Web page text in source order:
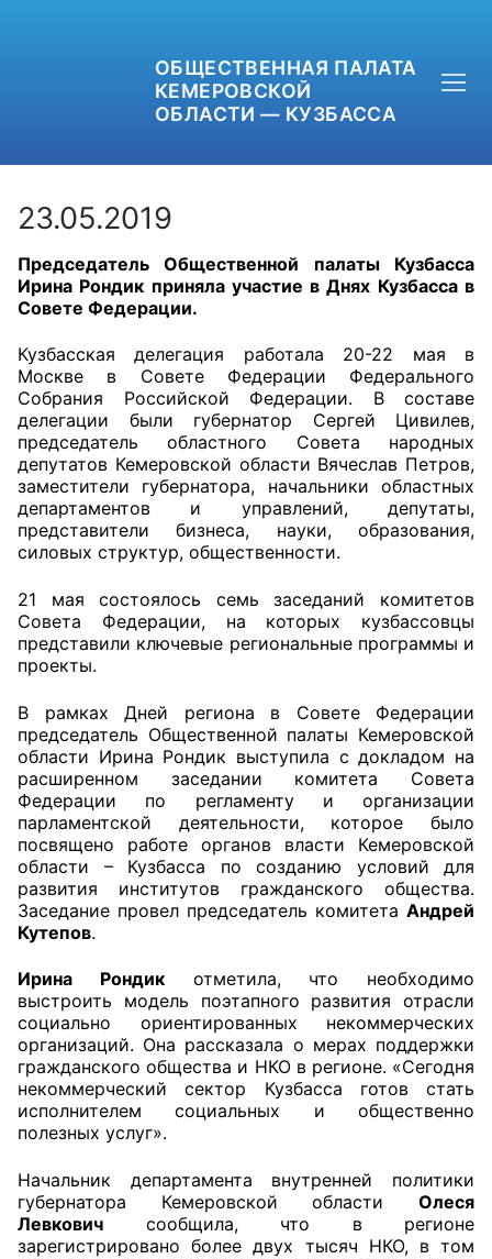
ОБЩЕСТВЕННАЯ ПАЛАТА
КЕМЕРОВСКОЙ
ОБЛАСТИ — КУЗБАССА
+7 (3842) 58-82-40
ОБРАТНАЯ СВЯЗЬ
Главная
Общественные советы при территориальных
органах федеральных органов
Общественные советы по проведению
независимой оценки качества условий
оказания услуг
О Палате
Структура Палаты
Комиссии
Экспертный совет ОП КО
Совет ОП КО
Общественный штаб
Члены ОП КО
Документы ОП КО
Регламент ОП КО
23.05.2019
Председатель Общественной палаты Кузбасса
Ирина Рондик приняла участие в Днях Кузбасса в
Совете Федерации.
Кузбасская делегация работала 20-22 мая в
Москве в Совете Федерации Федерального
Собрания Российской Федерации. В составе
делегации были губернатор Сергей Цивилев,
председатель областного Совета народных
депутатов Кемеровской области Вячеслав Петров,
заместители губернатора, начальники областных
департаментов и управлений, депутаты,
представители бизнеса, науки, образования,
силовых структур, общественности.
21 мая состоялось семь заседаний комитетов
Совета Федерации, на которых кузбассовцы
представили ключевые региональные программы и
проекты.
В рамках Дней региона в Совете Федерации
председатель Общественной палаты Кемеровской
области Ирина Рондик выступила с докладом на
расширенном заседании комитета Совета
Федерации по регламенту и организации
парламентской деятельности, которое было
посвящено работе органов власти Кемеровской
области – Кузбасса по созданию условий для
развития институтов гражданского общества.
Заседание провел председатель комитета Андрей
Кутепов.
Ирина Рондикотметила, что необходимо
выстроить модель поэтапного развития отрасли
социально ориентированных некоммерческих
организаций. Она рассказала о мерах поддержки
гражданского общества и НКО в регионе. «Сегодня
некоммерческий сектор Кузбасса готов стать
исполнителем социальных и общественно
полезных услуг».
Начальник департамента внутренней политики
губернатора Кемеровской области Олеся
Левкович сообщила, что в регионе
зарегистрировано более двух тысяч НКО, в том